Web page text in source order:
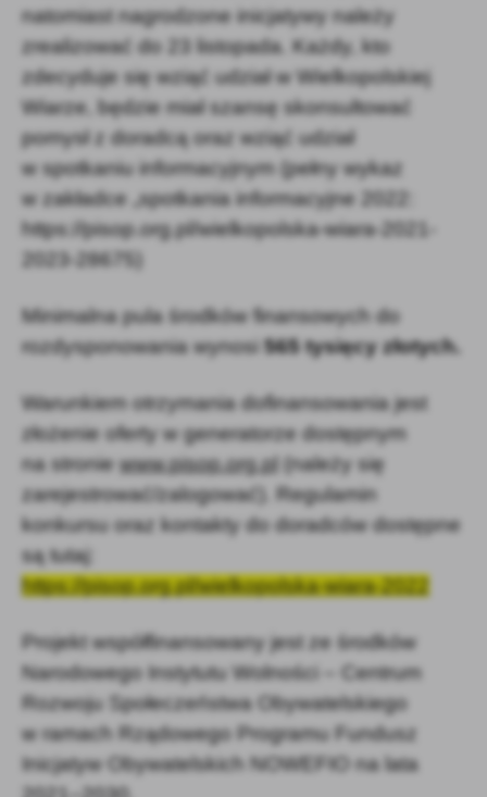
natomiast nagrodzone inicjatywy należy
zrealizować do 23 listopada. Każdy, kto
zdecyduje się wziąć udział w Wielkopolskiej
Wiarze, będzie miał szansę skonsultować
pomysł z doradcą oraz wziąć udział
w spotkaniu informacyjnym (pełny wykaz
w zakładce „spotkania informacyjne 2022:
https://pisop.org.pl/wielkopolska-wiara-2021-
2023-28675)
Minimalna pula środków finansowych do
rozdysponowania wynosi 565 tysięcy złotych.
Warunkiem otrzymania dofinansowania jest
złożenie oferty w generatorze dostępnym
na stroniewww.pisop.org.pl (należy się
zarejestrować/zalogować). Regulamin
konkursu oraz kontakty do doradców dostępne
są tutaj:
https://pisop.org.pl/wielkopolska-wiara-2022
Projekt współfinansowany jest ze środków
Narodowego Instytutu Wolności – Centrum
Rozwoju Społeczeństwa Obywatelskiego
w ramach Rządowego Programu Fundusz
Inicjatyw Obywatelskich NOWEFIO na lata